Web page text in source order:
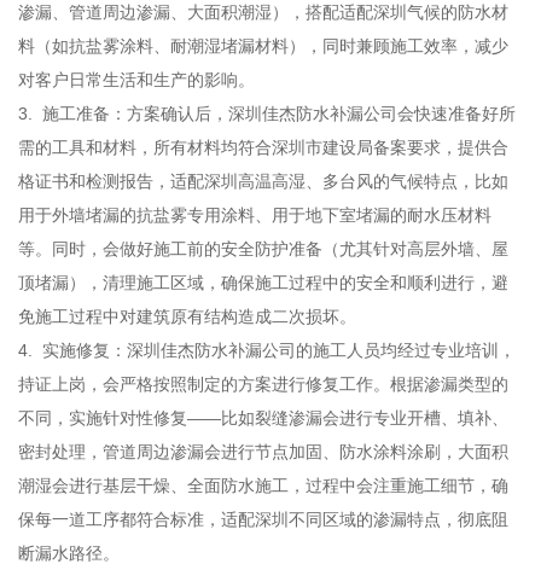
渗漏、管道周边渗漏、大面积潮湿），搭配适配深圳气候的防水材
料（如抗盐雾涂料、耐潮湿堵漏材料），同时兼顾施工效率，减少
对客户日常生活和生产的影响。
3. 施工准备：方案确认后，深圳佳杰防水补漏公司会快速准备好所
需的工具和材料，所有材料均符合深圳市建设局备案要求，提供合
格证书和检测报告，适配深圳高温高湿、多台风的气候特点，比如
用于外墙堵漏的抗盐雾专用涂料、用于地下室堵漏的耐水压材料
等。同时，会做好施工前的安全防护准备（尤其针对高层外墙、屋
顶堵漏），清理施工区域，确保施工过程中的安全和顺利进行，避
免施工过程中对建筑原有结构造成二次损坏。
4. 实施修复：深圳佳杰防水补漏公司的施工人员均经过专业培训，
持证上岗，会严格按照制定的方案进行修复工作。根据渗漏类型的
不同，实施针对性修复——比如裂缝渗漏会进行专业开槽、填补、
密封处理，管道周边渗漏会进行节点加固、防水涂料涂刷，大面积
潮湿会进行基层干燥、全面防水施工，过程中会注重施工细节，确
保每一道工序都符合标准，适配深圳不同区域的渗漏特点，彻底阻
断漏水路径。